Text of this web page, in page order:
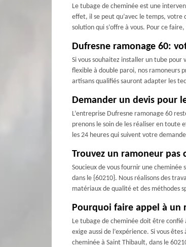
Le tubage de cheminée est une
effet, il se peut qu’avec le temps,
solution qui s’offre à vous. Pour ce
Dufresne ramonage 60:
Si vous souhaitez installer un tube
flexible à double paroi, nos ramoneurs
artisans qualifiés sauront adapter les
Demander un devis pour
L’entreprise Dufresne ramonage 60
prenons le soin de les réaliser en
les 24 heures qui suivent votre
Trouvez un ramoneur pas
Soucieux de vous fournir une
dans le {60210}. Nous réalisons des
matériaux de qualité et des méthodes
Pourquoi faire appel à un
Le tubage de cheminée doit être
exige aussi de l’expérience. Si vous
cheminée à Saint Thibault, dans le